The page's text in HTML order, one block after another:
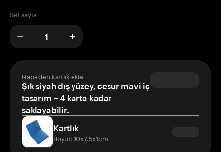
Set sayısı
Napa deri kartlık ekle
Şık siyah dış yüzey, cesur mavi iç
tasarım – 4 karta kadar
saklayabilir.
Kartlık
Boyut: 10x7.5x1cm